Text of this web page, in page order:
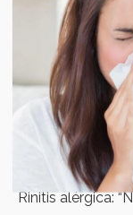
Rinitis alérgica: